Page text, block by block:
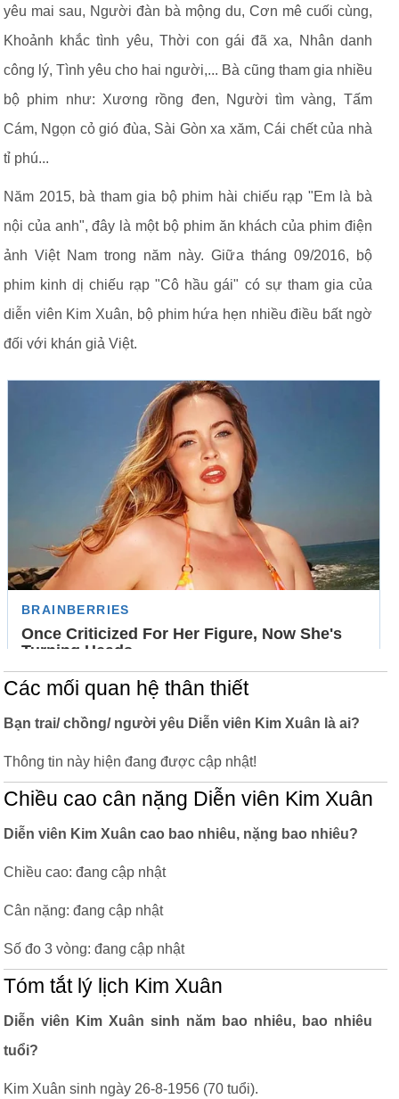
yêu mai sau, Người đàn bà mộng du, Cơn mê cuối cùng,
Khoảnh khắc tình yêu, Thời con gái đã xa, Nhân danh
công lý, Tình yêu cho hai người,... Bà cũng tham gia nhiều
bộ phim như: Xương rồng đen, Người tìm vàng, Tấm
Cám, Ngọn cỏ gió đùa, Sài Gòn xa xăm, Cái chết của nhà
tỉ phú...
Năm 2015, bà tham gia bộ phim hài chiếu rạp "Em là bà
nội của anh", đây là một bộ phim ăn khách của phim điện
ảnh Việt Nam trong năm này. Giữa tháng 09/2016, bộ
phim kinh dị chiếu rạp "Cô hầu gái" có sự tham gia của
diễn viên Kim Xuân, bộ phim hứa hẹn nhiều điều bất ngờ
đối với khán giả Việt.
Các mối quan hệ thân thiết
Bạn trai/ chồng/ người yêu Diễn viên Kim Xuân là ai?
Thông tin này hiện đang được cập nhật!
Chiều cao cân nặng Diễn viên Kim Xuân
Diễn viên Kim Xuân cao bao nhiêu, nặng bao nhiêu?
Chiều cao: đang cập nhật
Cân nặng: đang cập nhật
Số đo 3 vòng: đang cập nhật
Tóm tắt lý lịch Kim Xuân
Diễn viên Kim Xuân sinh năm bao nhiêu, bao nhiêu
tuổi?
Kim Xuân sinh ngày 26-8-1956 (70 tuổi).